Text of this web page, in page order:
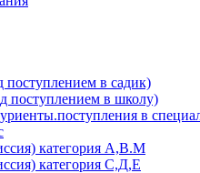
в садик)
поступлением в школу)
в
категория А,В.М
категория С,Д,Е